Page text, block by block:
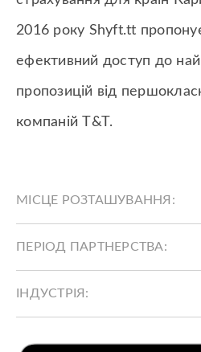
2016 року Shyft.tt
ефективний доступ до
пропозицій від
компаній T&T.
МІСЦЕ РОЗТАШУВАННЯ:
ПЕРІОД ПАРТНЕРСТВА:
ІНДУСТРІЯ: